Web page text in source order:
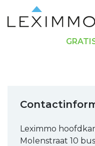
Leximmo
Molenstraat 10 bus